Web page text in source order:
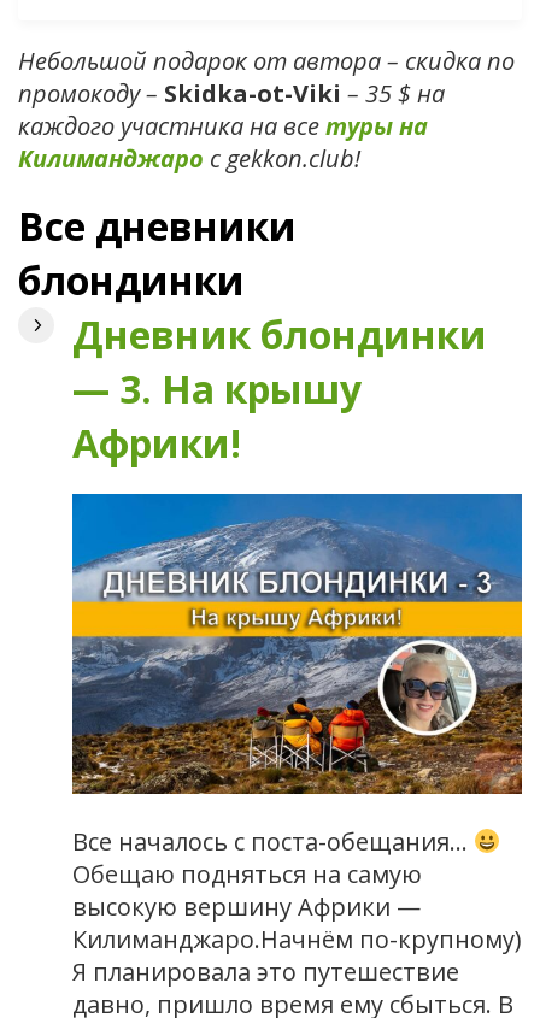
Небольшой подарок от автора – скидка по
промокоду – Skidka-ot-Viki – 35 $ на
каждого участника на всетуры на
Килиманджаро с gekkon.club!
Все дневники
блондинки
Дневник блондинки
— 3. На крышу
Африки!
Все началось с поста-обещания…
Обещаю подняться на самую
высокую вершину Африки —
Килиманджаро.Начнём по-крупному)
Я планировала это путешествие
давно, пришло время ему сбыться. В